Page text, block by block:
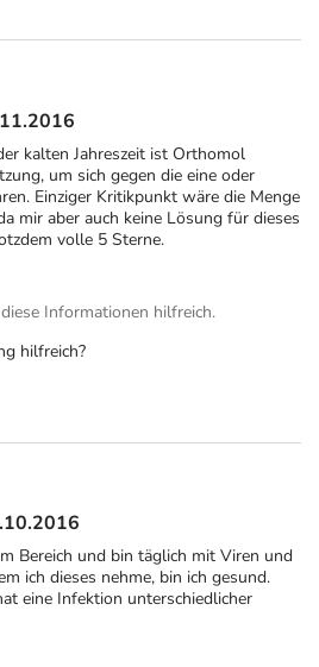
kalten Jahreszeit ist Orthomol
um sich gegen die eine oder
Einziger Kritikpunkt wäre die Menge
mir aber auch keine Lösung für dieses
volle 5 Sterne.
Informationen hilfreich.
hilfreich?
Bereich und bin täglich mit Viren und
ich dieses nehme, bin ich gesund.
eine Infektion unterschiedlicher